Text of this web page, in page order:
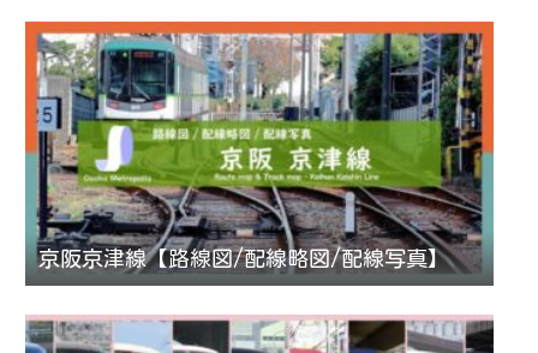
京阪京津線【路線図/配線略図/配線写真】